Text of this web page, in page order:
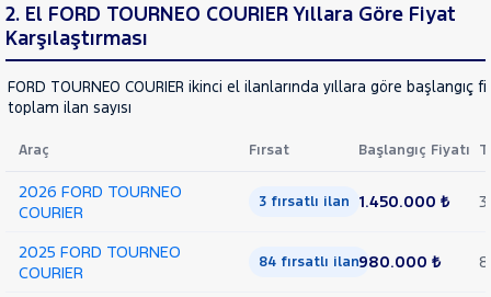
TESLA
TOGG
TOYOTA
VOLVO
2. El FORD TOURNEO COURIER Yıllara Göre Fiyat
Karşılaştırması
FORD TOURNEO COURIER ikinci el ilanlarında yıllara göre başlangıç
toplam ilan sayısı
Araç Fırsat Başlangıç Fiyatı
2026 FORD TOURNEO
COURIER
3 fırsatlı ilan 1.450.000 ₺ 3
2025 FORD TOURNEO
COURIER
84 fırsatlı ilan980.000 ₺